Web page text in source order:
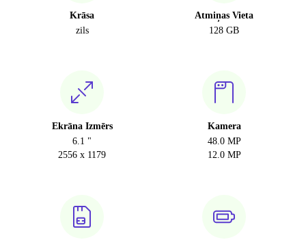
Krāsa
zils
Atmiņas Vieta
128 GB
Ekrāna Izmērs
6.1 "
2556 x 1179
Kamera
48.0 MP
12.0 MP